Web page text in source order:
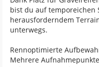
bist du auf temporeichen
herausforderndem
unterwegs.
Rennoptimierte
Mehrere